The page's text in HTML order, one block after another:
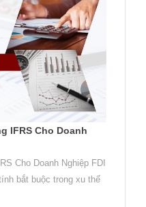
IFRS Cho Doanh
Cho Doanh Nghiệp FDI
bắt buộc trong xu thế